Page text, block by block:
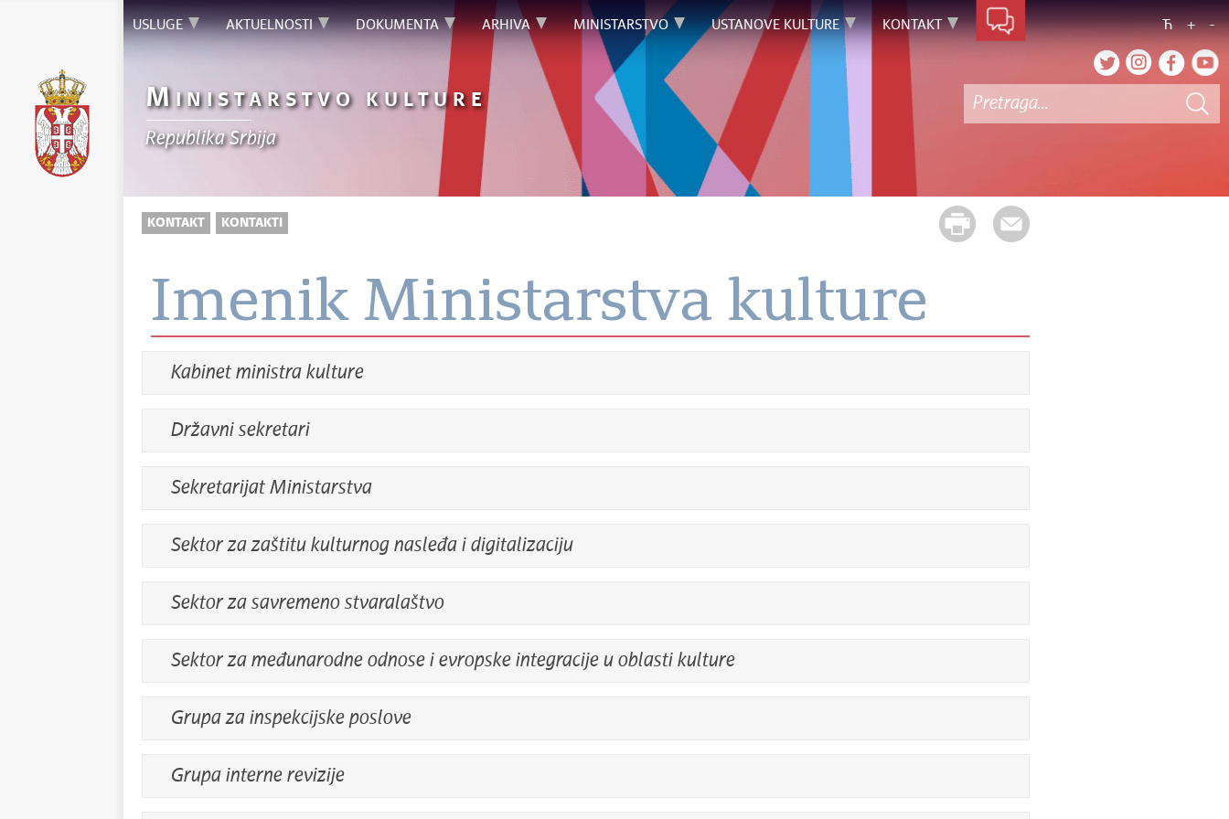
USLUGE AKTUELNOSTI DOKUMENTA ARHIVA MINISTARSTVO USTANOVE KULTURE KONTAKT Ћ + -
M INISTARSTVO KULTURE
Republika Srbija
KONTAKT KONTAKTI
Imenik Ministarstva kulture
Kabinet ministra kulture
Državni sekretari
Sekretarijat Ministarstva
Sektor za zaštitu kulturnog nasleđa i digitalizaciju
Sektor za savremeno stvaralaštvo
Sektor za međunarodne odnose i evropske integracije u oblasti kulture
Grupa za inspekcijske poslove
Grupa interne revizije